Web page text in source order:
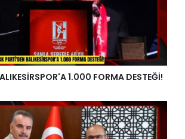
1.000 FORMA DESTEĞİ!